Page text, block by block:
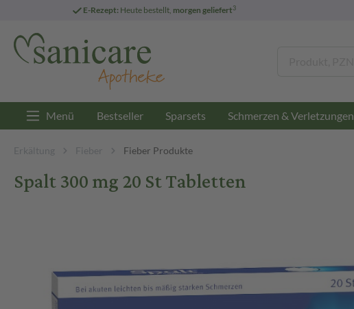
E-Rezept: Heute bestellt, morgen geliefert3
Menü Bestseller Sparsets Schmerzen & Verletzungen
Erkältung Fieber Fieber Produkte
Spalt 300 mg 20 St Tabletten